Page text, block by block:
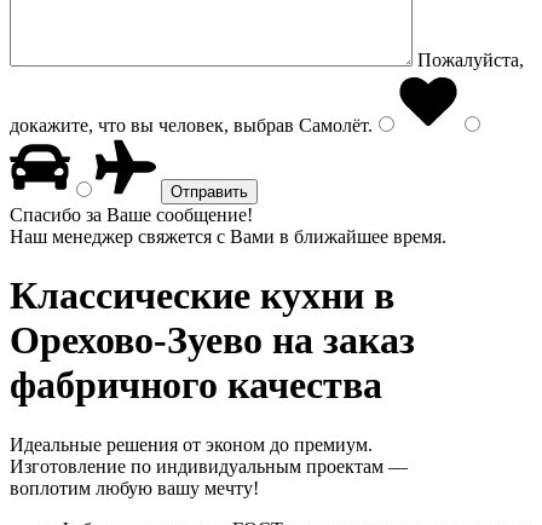
Пожалуйста,
докажите, что вы человек, выбрав Самолёт.
Спасибо за Ваше сообщение!
Наш менеджер свяжется с Вами в ближайшее время.
Классические кухни в
Орехово-Зуево на заказ
фабричного качества
Идеальные решения от эконом до премиум.
Изготовление по индивидуальным проектам —
воплотим любую вашу мечту!